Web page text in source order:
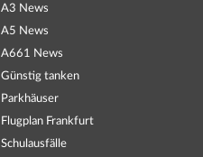
A3 News
A5 News
A661 News
Günstig tanken
Parkhäuser
Flugplan Frankfurt
Schulausfälle